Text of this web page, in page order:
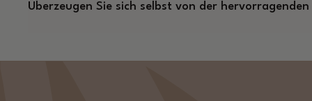
Überzeugen Sie sich selbst von der